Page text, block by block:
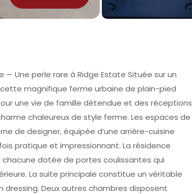
Une perle rare à Ridge Estate Située sur un
magnifique ferme urbaine de plain-pied
une vie de famille détendue et des réceptions
chaleureux de style ferme. Les espaces de
de designer, équipée d’une arrière-cuisine
pratique et impressionnant. La résidence
dotée de portes coulissantes qui
La suite principale constitue un véritable
Deux autres chambres disposent